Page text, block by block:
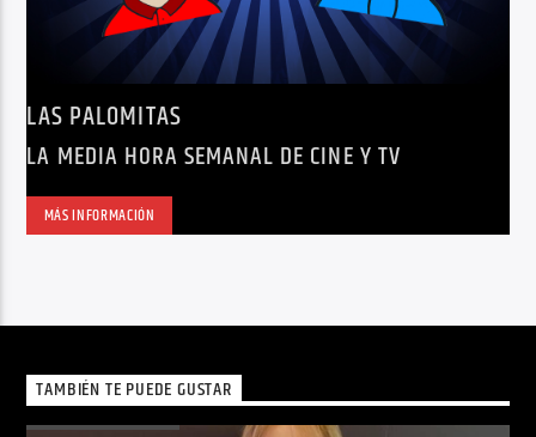
LAS PALOMITAS
LA MEDIA HORA SEMANAL DE CINE Y TV
MÁS INFORMACIÓN
TAMBIÉN TE PUEDE GUSTAR